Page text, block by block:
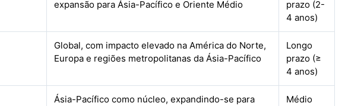
expansão para Ásia-Pacífico e Oriente Médio
prazo (2-
4 anos)
Global, com impacto elevado na América do Norte,
Europa e regiões metropolitanas da Ásia-Pacífico
Longo
prazo (≥
4 anos)
Ásia-Pacífico como núcleo, expandindo-se para
Médio